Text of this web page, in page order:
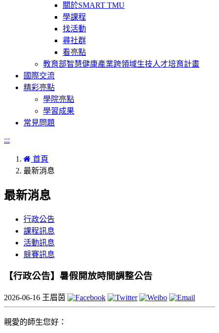
關於SMART TMU
學課程
找活動
尋社群
看亮點
教育部智慧健康產業跨領域生技人才培育計畫
國際交流
精彩亮點
學院亮點
學習成果
常見問題
:::
首頁
最新消息
最新消息
行政公告
課程訊息
活動訊息
競賽訊息
【行政公告】暑假開放時間調整公告
2026-06-16 王眉茵
親愛的師生您好：